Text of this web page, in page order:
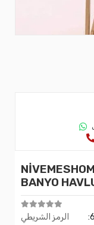
BANYO
الرمز الشريطي